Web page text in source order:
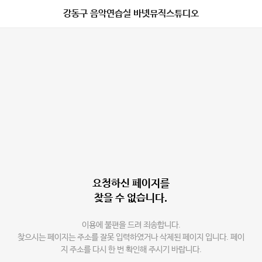
강동구 음악연습실 바넷뮤직스튜디오
요청하신 페이지를
찾을 수 없습니다.
이용에 불편을 드려 죄송합니다.
찾으시는 페이지는 주소를 잘못 입력하였거나 삭제된 페이지 입니다. 페이
지 주소를 다시 한 번 확인해 주시기 바랍니다.